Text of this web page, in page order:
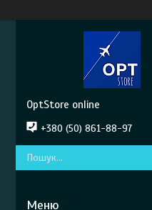
OptStore online
+380 (50) 861-88-97